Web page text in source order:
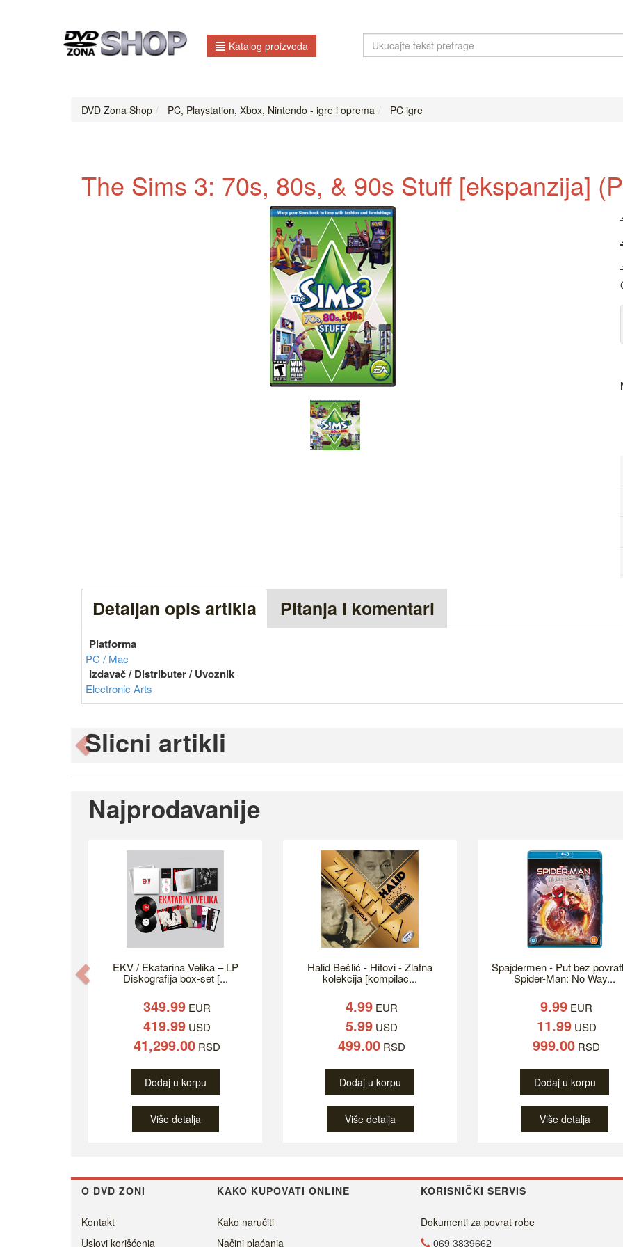
Katalog proizvoda
DVD Zona Shop PC, Playstation, Xbox, Nintendo - igre i oprema PC igre
The Sims 3: 70s, 80s, & 90s Stuff [ekspanzija]
Detaljan opis artikla Pitanja i komentari
Platforma
PC / Mac
Izdavač / Distributer / Uvoznik
Electronic Arts
Slicni artikli
Previous
Najprodavanije
EKV / Ekatarina Velika – LP
Diskografija box-set [...
349.99 EUR
419.99 USD
41,299.00 RSD
Dodaj u korpu
Više detalja
Halid Bešlić - Hitovi - Zlatna
kolekcija [kompilac...
4.99 EUR
5.99 USD
499.00 RSD
Dodaj u korpu
Više detalja
Spajdermen - Put bez
Spider-Man: No Way...
9.99 EUR
11.99USD
999.00 RSD
Dodaj u korpu
Više detalja
Previous
O DVD ZONI KAKO KUPOVATI ONLINE KORISNIČKI SERVIS
Kontakt
Uslovi korišćenja
Kako naručiti
Načini plaćanja
Dokumenti za povrat robe
069 3839662